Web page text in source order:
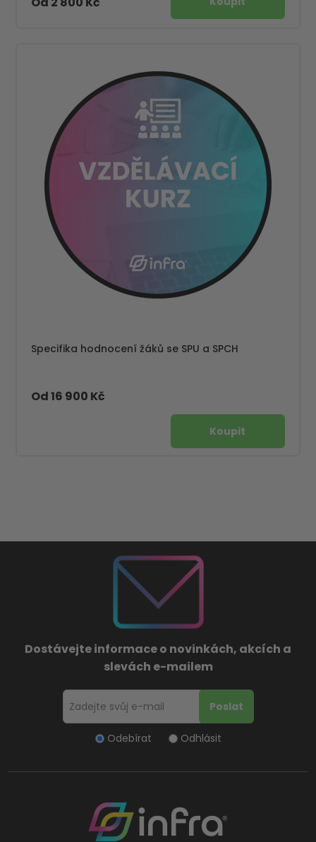
Specifika hodnocení žáků se SPU a SPCH
Od 16 900 Kč
Dostávejte informace o novinkách, akcích a
slevách e-mailem
Odebírat Odhlásit